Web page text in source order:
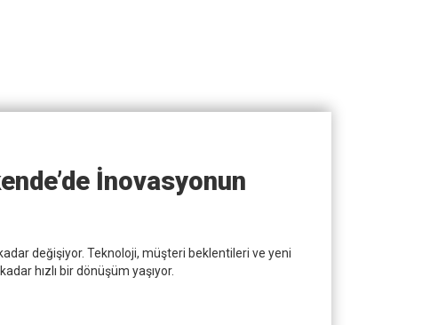
İnovasyonun
kadar değişiyor. Teknoloji, müşteri beklentileri ve yeni
hızlı bir dönüşüm yaşıyor.